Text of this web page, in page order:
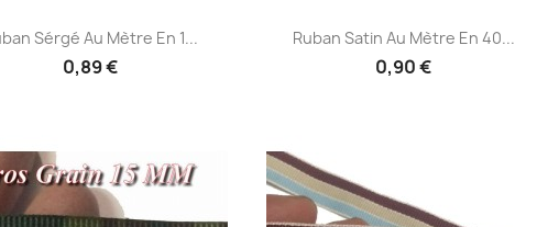
Aperçu rapide
Sérgé Au Mètre En 1...
0,89 €
Aperçu rapide
Ruban Satin Au Mètre En 40...
0,90 €